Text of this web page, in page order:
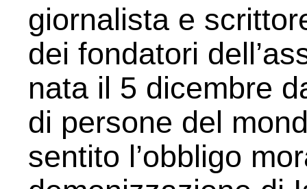
giornalista e
dei fondatori
nata il 5 dicembre
di persone del
sentito l’obbligo